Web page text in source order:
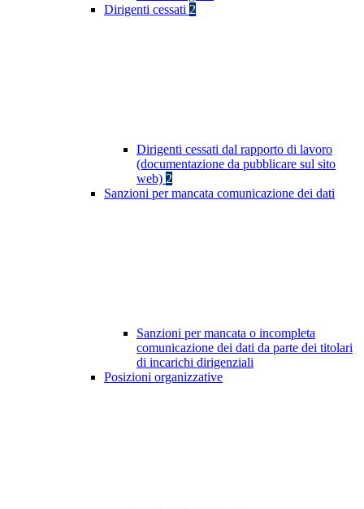
Dirigenti cessati 2
Dirigenti cessati dal rapporto di lavoro
(documentazione da pubblicare sul sito
web) 2
Sanzioni per mancata comunicazione dei dati
Sanzioni per mancata o incompleta
comunicazione dei dati da parte dei titolari
di incarichi dirigenziali
Posizioni organizzative